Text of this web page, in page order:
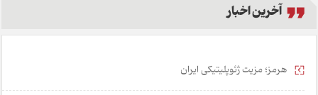
آخرین اخبار
هرمز؛ مزیت ژئوپلیتیکی ایران